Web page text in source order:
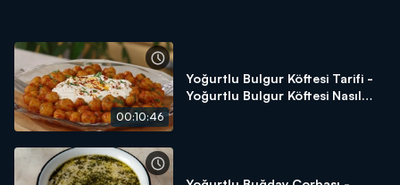
00:10:46
Yoğurtlu Bulgur Köftesi Tarifi -
Yoğurtlu Bulgur Köftesi Nasıl